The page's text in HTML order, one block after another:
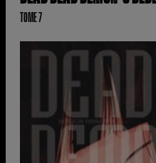
TOME 7